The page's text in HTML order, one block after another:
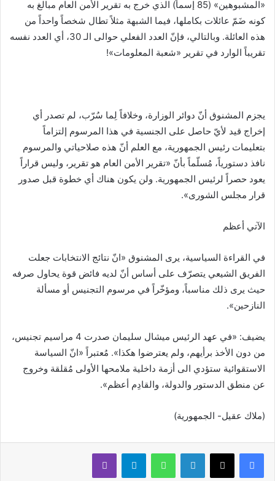
«المشبوهين» (85 إسماً) الذي خرج به تقرير الأمن العام مبالغ به
كونه ضَمّ عائلات بكاملها، فيما الشبهة مثلاً تطال شخصاً واحداً من
هذه العائلة. وبالتالي، فإنّ العدد الفعلي حوالى الـ 30، أي العدد نفسه
تقريباً الوارد في تقرير «شعبة المعلومات»!
يجزم المشنوق أنّ دوائر الوزارة، وخلافاً لِما سُرّب، لم تصدر أي
إخراج قيد لأيّ حاصل على الجنسية في هذا المرسوم إلتزاماً
بتعليمات رئيس الجمهورية، مع العلم أنّ هذه صلاحياتي والمرسوم
نافذ دستورياً، مُسلّماً بأنّ «تقرير الأمن العام هو تقرير، وليس قراراً
يعود حصراً لرئيس الجمهورية. ولن يكون هناك أي خطوة قبل صدور
قرار مجلس الشورى».
الآتي أعظم
في القراءة السياسية، يرى المشنوق «انّ نتائج الانتخابات جعلت
الفريق الشيعي يتصرّف على أساس أنّ لديه فائض قوة يحاول صرفه
حيث يرى ذلك مناسباً، ومؤخّراً في مرسوم التجنيس أو مسألة
النازحين».
يضيف: «في عهد الرئيس ميشال سليمان صدرت 4 مراسيم تجنيس،
من دون الأخذ برأيهم، ولم يعترضوا هكذا». مُعتبراً «انّ السياسة
الاستقوائية ستؤدي الى أزمة داخلية ملامحها الأولى مُقلقة وخروج
عن منطق الدستور والدولة، والقادِم أعظم».
(ملاك عقيل- الجمهورية)
لينكدإن واتساب تيلقرام ڤايبر